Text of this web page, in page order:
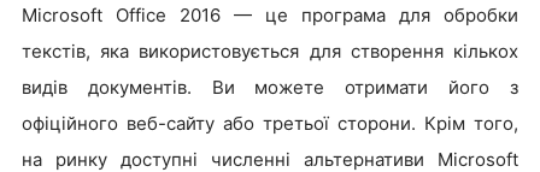
Microsoft Office 2016 — це програма для обробки
текстів, яка використовується для створення кількох
видів документів. Ви можете отримати його з
офіційного веб-сайту або третьої сторони. Крім того,
на ринку доступні численні альтернативи Microsoft